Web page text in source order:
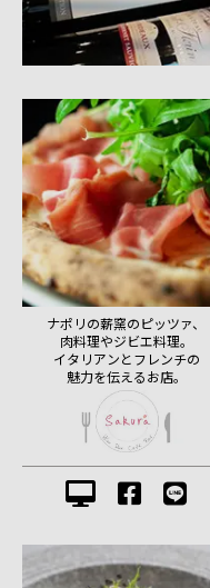
ナポリの薪窯のピッツァ、
肉料理やジビエ料理。
イタリアンとフレンチの
魅力を伝えるお店。